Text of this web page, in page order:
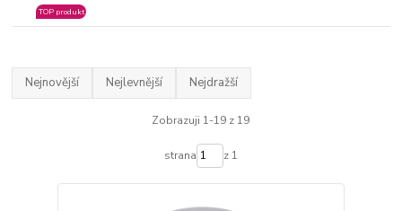
TOP produkt
Nejnovější Nejlevnější Nejdražší
Zobrazuji 1-19 z 19
strana z 1